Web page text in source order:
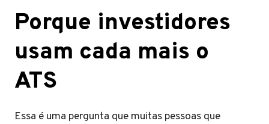
Porque investidores
usam cada mais o
ATS
Essa é uma pergunta que muitas pessoas que